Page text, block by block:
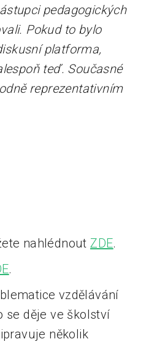
pedagogických
Pokud to bylo
platforma,
teď. Současné
reprezentativním
nahlédnoutZDE.
.
vzdělávání
se děje ve školství
několik